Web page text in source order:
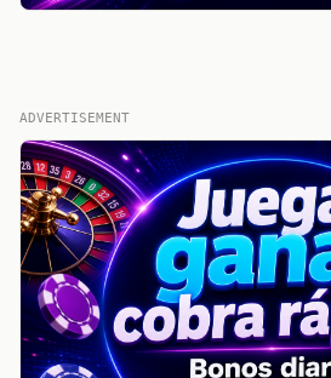
ADVERTISEMENT